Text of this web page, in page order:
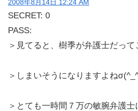
2008年8月14日 12:24 AM
SECRET: 0
PASS:
＞見てると、樹季が弁護士だって
＞しまいそうになりますよね
＞とても一時間７万の敏腕弁護士